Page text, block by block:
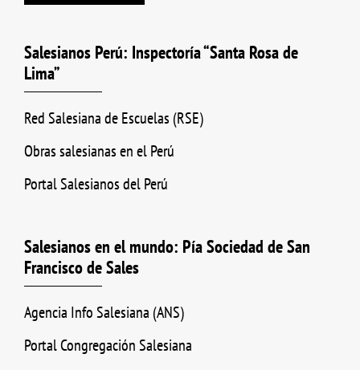
Salesianos Perú: Inspectoría “Santa Rosa de
Lima”
Red Salesiana de Escuelas (RSE)
Obras salesianas en el Perú
Portal Salesianos del Perú
Salesianos en el mundo: Pía Sociedad de San
Francisco de Sales
Agencia Info Salesiana (ANS)
Portal Congregación Salesiana